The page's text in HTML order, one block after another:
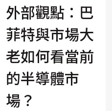
外部觀點：巴
菲特與市場大
老如何看當前
的半導體市
場？